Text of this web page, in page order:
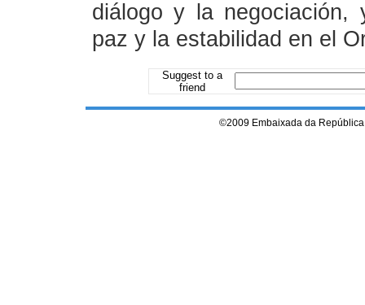
diálogo y la negociación,
paz y la estabilidad en el
Suggest to a
friend
©2009 Embaixada da